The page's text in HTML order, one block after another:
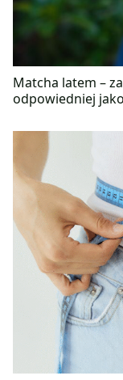
Matcha latem –
odpowiedniej